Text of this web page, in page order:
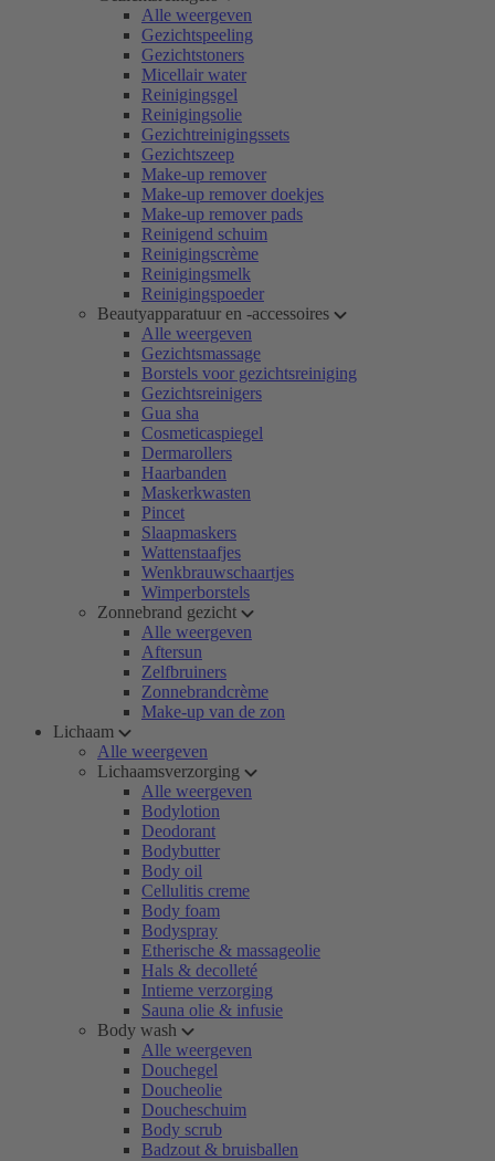
Alle weergeven
Gezichtspeeling
Gezichtstoners
Micellair water
Reinigingsgel
Reinigingsolie
Gezichtreinigingssets
Gezichtszeep
Make-up remover
Make-up remover doekjes
Make-up remover pads
Reinigend schuim
Reinigingscrème
Reinigingsmelk
Reinigingspoeder
Beautyapparatuur en -accessoires
Alle weergeven
Gezichtsmassage
Borstels voor gezichtsreiniging
Gezichtsreinigers
Gua sha
Cosmeticaspiegel
Dermarollers
Haarbanden
Maskerkwasten
Pincet
Slaapmaskers
Wattenstaafjes
Wenkbrauwschaartjes
Wimperborstels
Zonnebrand gezicht
Alle weergeven
Aftersun
Zelfbruiners
Zonnebrandcrème
Make-up van de zon
Lichaam
Alle weergeven
Lichaamsverzorging
Alle weergeven
Bodylotion
Deodorant
Bodybutter
Body oil
Cellulitis creme
Body foam
Bodyspray
Etherische & massageolie
Hals & decolleté
Intieme verzorging
Sauna olie & infusie
Body wash
Alle weergeven
Douchegel
Doucheolie
Doucheschuim
Body scrub
Badzout & bruisballen